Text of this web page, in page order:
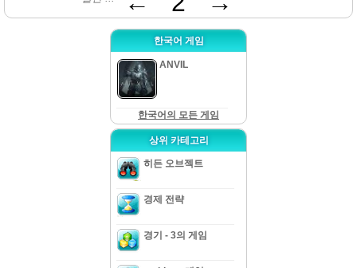
한국어 게임
ANVIL
한국어의 모든 게임
상위 카테고리
히든 오브젝트
경제 전략
경기 - 3의 게임